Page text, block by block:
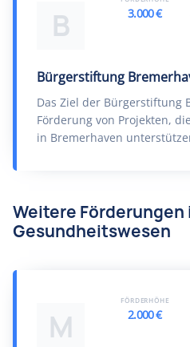
B
Bürgerstiftung
Das Ziel der Bürgerstiftung
Förderung von Projekten,
in Bremerhaven
3.000 €
Weitere Förderungen
Gesundheitswesen
M
FÖRDERHÖHE
2.000 €